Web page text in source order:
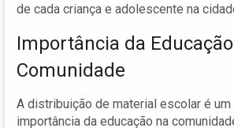
de cada criança e adolescente na
Importância da
Comunidade
A distribuição de material escolar é
importância da educação na